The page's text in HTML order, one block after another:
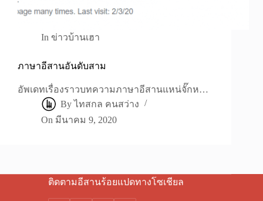
In ข่าวบ้านเฮา
ภาษาอีสานอันดับสาม
อัพเดทเรื่องราวบทความภาษาอีสานแหน่จั๊กห…
By ไทสกล คนสว่าง
On มีนาคม 9, 2020
ติดตามอีสานร้อยแปดทางโซเชียล